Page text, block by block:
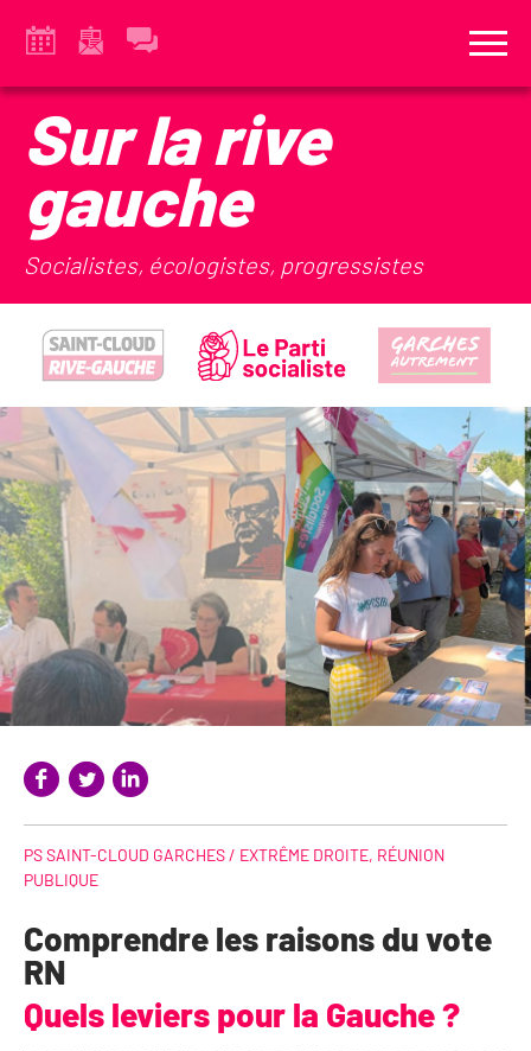
Sur la rive
gauche
Socialistes, écologistes, progressistes
PS SAINT-CLOUD GARCHES / EXTRÊME DROITE, RÉUNION
PUBLIQUE
Comprendre les raisons du vote
RN
Quels leviers pour la Gauche ?